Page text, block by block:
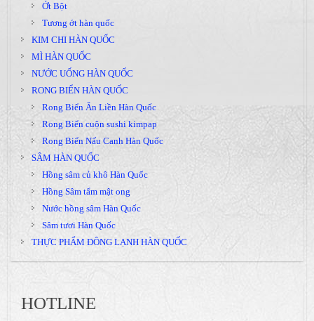
Ớt Bột
Tương ớt hàn quốc
KIM CHI HÀN QUỐC
MÌ HÀN QUỐC
NƯỚC UỐNG HÀN QUỐC
RONG BIỂN HÀN QUỐC
Rong Biển Ăn Liền Hàn Quốc
Rong Biển cuộn sushi kimpap
Rong Biển Nấu Canh Hàn Quốc
SÂM HÀN QUỐC
Hồng sâm củ khô Hàn Quốc
Hồng Sâm tẩm mật ong
Nước hồng sâm Hàn Quốc
Sâm tươi Hàn Quốc
THỰC PHẨM ĐÔNG LẠNH HÀN QUỐC
HOTLINE